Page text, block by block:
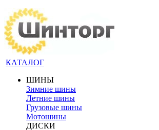
КАТАЛОГ
ШИНЫ
Зимние шины
Летние шины
Грузовые шины
Мотошины
ДИСКИ